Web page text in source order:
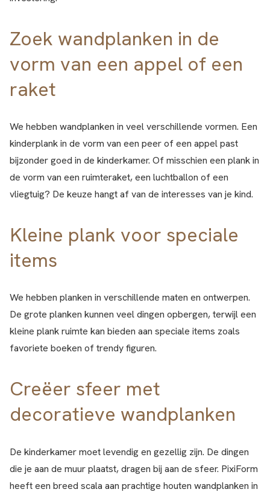
Zoek wandplanken in de
vorm van een appel of een
raket
We hebben wandplanken in veel verschillende vormen. Een
kinderplank in de vorm van een peer of een appel past
bijzonder goed in de kinderkamer. Of misschien een plank in
de vorm van een ruimteraket, een luchtballon of een
vliegtuig? De keuze hangt af van de interesses van je kind.
Kleine plank voor speciale
items
We hebben planken in verschillende maten en ontwerpen.
De grote planken kunnen veel dingen opbergen, terwijl een
kleine plank ruimte kan bieden aan speciale items zoals
favoriete boeken of trendy figuren.
Creëer sfeer met
decoratieve wandplanken
De kinderkamer moet levendig en gezellig zijn. De dingen
die je aan de muur plaatst, dragen bij aan de sfeer. PixiForm
heeft een breed scala aan prachtige houten wandplanken in